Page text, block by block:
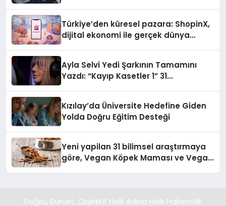
Türkiye’den küresel pazara: ShopinX,
dijital ekonomi ile gerçek dünya
Ayla Selvi Yedi Şarkının Tamamını
Yazdı: “Kayıp Kasetler 1” 31
Kızılay’da Üniversite Hedefine Giden
Yolda Doğru Eğitim Desteği
Yeni yapilan 31 bilimsel araştırmaya
göre, Vegan Köpek Maması ve Vegan
Doğru, Dürüst, Objektif Halk Adına Halk Habercilik